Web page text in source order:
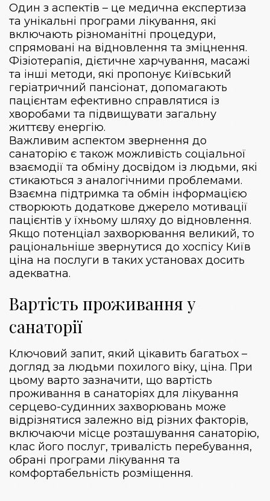
Один з аспектів – це медична експертиза
та унікальні програми лікування, які
включають різноманітні процедури,
спрямовані на відновлення та зміцнення.
Фізіотерапія, дієтичне харчування, масажі
та інші методи, які пропонує Київський
геріатричний пансіонат, допомагають
пацієнтам ефективно справлятися із
хворобами та підвищувати загальну
життєву енергію.
Важливим аспектом звернення до
санаторію є також можливість соціальної
взаємодії та обміну досвідом із людьми, які
стикаються з аналогічними проблемами.
Взаємна підтримка та обмін інформацією
створюють додаткове джерело мотивації
пацієнтів у їхньому шляху до відновлення.
Якщо потенціал захворювання великий, то
раціональніше звернутися до хоспісу Київ
ціна на послуги в таких установах досить
адекватна.
Вартість проживання у
санаторії
Ключовий запит, який цікавить багатьох –
догляд за людьми похилого віку, ціна. При
цьому варто зазначити, що вартість
проживання в санаторіях для лікування
серцево-судинних захворювань може
відрізнятися залежно від різних факторів,
включаючи місце розташування санаторію,
клас його послуг, тривалість перебування,
обрані програми лікування та
комфортабельність розміщення.